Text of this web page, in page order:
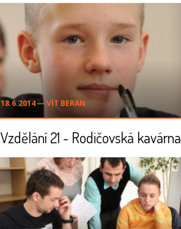
18.6.2014 ― VÍT BERAN
Vzdělání 21 - Rodičovská kavárna